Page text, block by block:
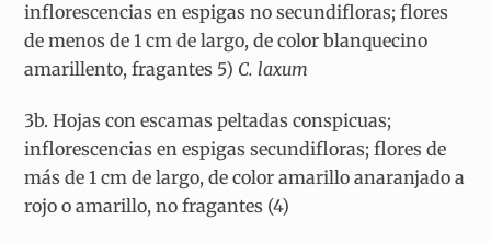
inflorescencias en espigas no secundifloras; flores
de menos de 1 cm de largo, de color blanquecino
amarillento, fragantes 5) C. laxum
3b. Hojas con escamas peltadas conspicuas;
inflorescencias en espigas secundifloras; flores de
más de 1 cm de largo, de color amarillo anaranjado a
rojo o amarillo, no fragantes (4)